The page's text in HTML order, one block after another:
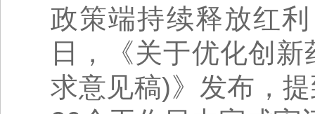
政策端持续释放红
日，《关于优化创
求意见稿)》发布，